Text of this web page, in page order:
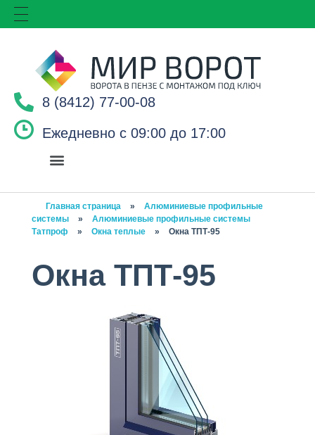
8 (8412) 77-00-08
Ежедневно с 09:00 до 17:00
Главная страница »
Алюминиевые профильные
системы
»
Алюминиевые профильные системы
Татпроф
» Окна теплые » Окна ТПТ-95
Окна ТПТ-95